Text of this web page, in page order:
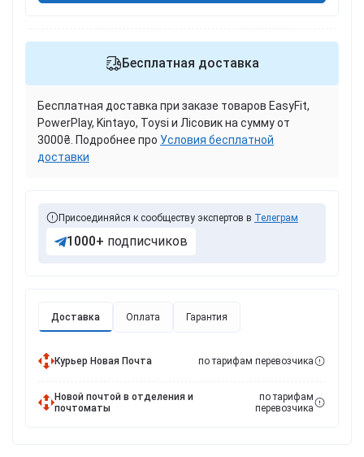
Доставка Оплата Гарантия
Курьер Новая Почта по тарифам перевозчика
Новой почтой в отделения и
почтоматы
по тарифам
перевозчика
Бесплатная доставка
Бесплатная доставка при заказе товаров EasyFit,
PowerPlay, Kintayo, Toysi и Лісовик на сумму от
3000₴. Подробнее про Условия бесплатной
доставки
Присоединяйся к сообществу экспертов в Телеграм
1000+ подписчиков